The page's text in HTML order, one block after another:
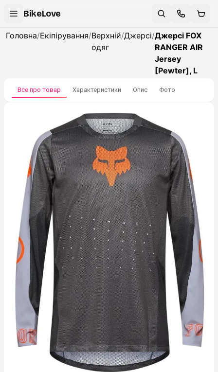
BikeLove
Головна/Екіпірування/Верхній
одяг
/Джерсі/Джерсі FOX
RANGER AIR
Jersey
[Pewter], L
Все про товар Характеристики Опис Фото